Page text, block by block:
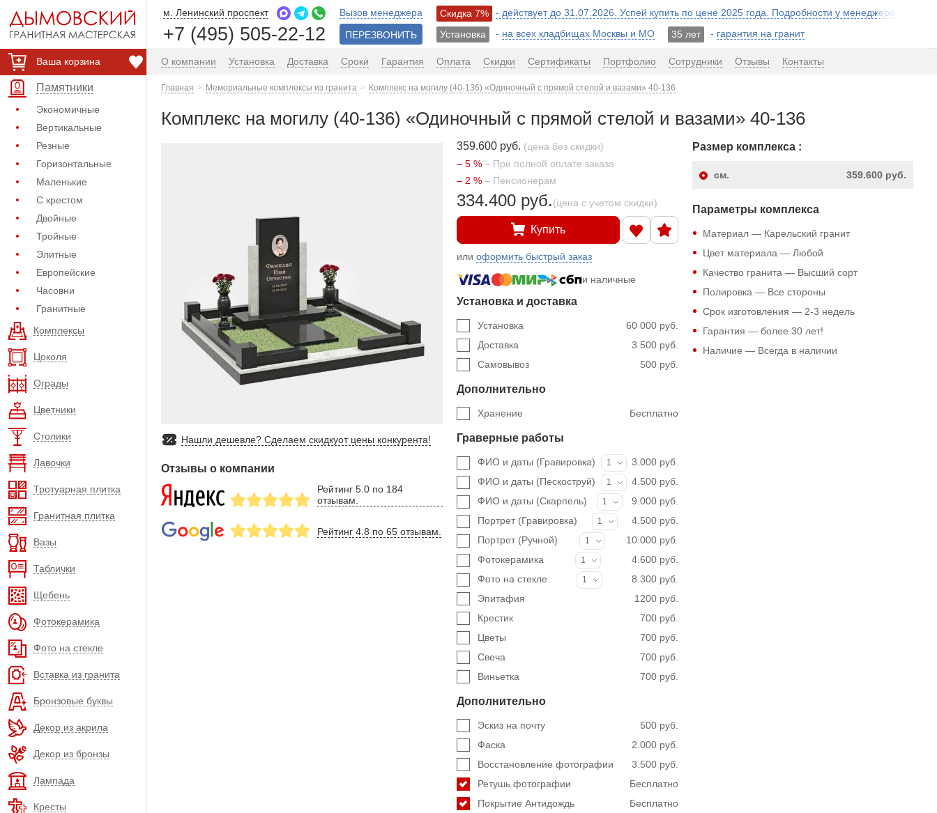
Ваша корзина
Памятники
Экономичные
Вертикальные
Резные
Горизонтальные
Маленькие
С крестом
Двойные
Тройные
Элитные
Европейские
Часовни
Гранитные
Комплексы
Цоколя
Ограды
Цветники
Столики
Лавочки
Тротуарная плитка
Гранитная плитка
Вазы
Таблички
Щебень
Фотокерамика
Фото на стекле
Вставка из гранита
Бронзовые буквы
Декор из акрила
Декор из бронзы
Лампада
Кресты
м. Ленинский проспект
+7 (495) 505-22-12
Вызов менеджера
ПЕРЕЗВОНИТЬ
Скидка 7%
- действует до 31.07.2026. Успей купить по цене 2025 года. Подробности у менеджера!
Установка
- на всех кладбищах Москвы и МО 35 лет - гарантия на гранит
О компании Установка Доставка Сроки Гарантия Оплата Скидки Сертификаты Портфолио Сотрудники Отзывы Контакты
Главная Мемориальные комплексы из гранита Комплекс на могилу (40-136) «Одиночный с прямой стелой и вазами» 40-136
Комплекс на могилу (40-136) «Одиночный с прямой стелой и вазами» 40-136
Нашли дешевле? Сделаем скидкуот цены конкурента!
Отзывы о компании
Рейтинг 5.0 по 184
отзывам.
Рейтинг 4.8 по 65 отзывам.
359.600 руб. (цена без скидки)
– 5 % – При полной оплате заказа
– 2 % – Пенсионерам
334.400 руб.(цена с учетом скидки)
Купить
илиоформить быстрый заказ
и наличные
Установка и доставка
60 000 руб.
Установка
3 500 руб.
Доставка
500 руб.
Самовывоз
Дополнительно
Бесплатно
Хранение
Граверные работы
ФИО и даты (Гравировка) 1
3.000 руб.
ФИО и даты (Пескоструй)
1
4.500 руб.
ФИО и даты (Скарпель)
1
9.000 руб.
Портрет (Гравировка)
1
4.500 руб.
Портрет (Ручной)
1
10.000 руб.
Фотокерамика
1
4.600 руб.
Фото на стекле
1
8.300 руб.
1200 руб.
Эпитафия
700 руб.
Крестик
700 руб.
Цветы
700 руб.
Свеча
700 руб.
Виньетка
Дополнительно
500 руб.
Эскиз на почту
2.000 руб.
Фаска
3.500 руб.
Восстановление фотографии
Бесплатно
Ретушь фотографии
Бесплатно
Покрытие Антидождь
Размер комплекса :
359.600 руб.
см.
Параметры комплекса
Материал — Карельский гранит
Цвет материала — Любой
Качество гранита — Высший сорт
Полировка — Все стороны
Срок изготовления — 2-3 недель
Гарантия — более 30 лет!
Наличие — Всегда в наличии